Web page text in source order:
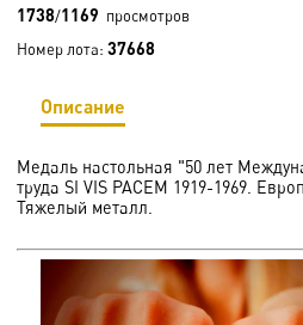
1738/1169 просмотров
Номер лота: 37668
Описание
Медаль настольная "50 лет
труда SI VIS PACEM 1919-1969.
Тяжелый металл.